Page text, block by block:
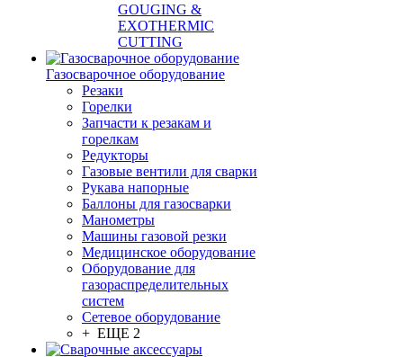
GOUGING &
EXOTHERMIC
CUTTING
Газосварочное оборудование
Резаки
Горелки
Запчасти к резакам и
горелкам
Редукторы
Газовые вентили для сварки
Рукава напорные
Баллоны для газосварки
Манометры
Машины газовой резки
Медицинское оборудование
Оборудование для
газораспределительных
систем
Сетевое оборудование
+ ЕЩЕ 2